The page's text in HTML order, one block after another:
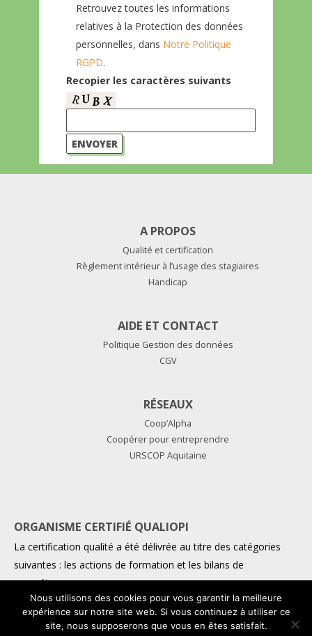
Retrouvez toutes les informations
relatives à la Protection des données
personnelles, dans Notre Politique
RGPD.
Recopier les caractères suivants
A PROPOS
Qualité et certification
Règlement intérieur à l’usage des stagiaires
Handicap
AIDE ET CONTACT
Politique Gestion des données
CGV
RÉSEAUX
Coop’Alpha
Coopérer pour entreprendre
URSCOP Aquitaine
ORGANISME CERTIFIÉ QUALIOPI
La certification qualité a été délivrée au titre des catégories
suivantes : les actions de formation et les bilans de
compétences
Nous utilisons des cookies pour vous garantir la meilleure
expérience sur notre site web. Si vous continuez à utiliser ce
site, nous supposerons que vous en êtes satisfait.